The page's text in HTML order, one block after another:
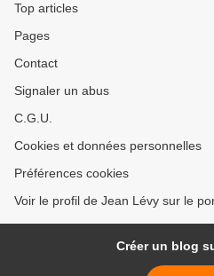
Top articles
Pages
Contact
Signaler un abus
C.G.U.
Cookies et données personnelles
Préférences cookies
Voir le profil de Jean Lévy sur le
Créer un blog